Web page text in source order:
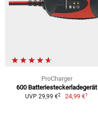
ProCharger
600 Batteriesteckerladegerät
UVP 29,99 €2 24,99 €1